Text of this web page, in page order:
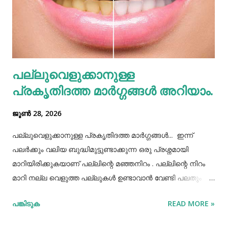
കൊണ്ടുവന്ന ഭക്ഷണം നമ്മൾ നമ്മുടെ പാത്രത്തിലേക്ക് ധൃതി
കൂട്ടി എടുത്തിട്ട് കഴിച്ചു തീർക്കുന്നതും ഒരിക്കലും ശരിയായ
രീതിയല്ല. ഇത് മറ്റുള്ളവർക്ക് നമ്മളെക്കുറിച്ച് വളരെ
തെറ്റിദ്ധാരണ ഉണ്ടാക്കാൻ കാരണമായിത്തീരും. അതുപോലെ
വെള്ളം പോലെയുള്ള സാധനങ്ങൾ ഒരു പാത്രത്തിൽ
കൊണ്ടുവച്ചാൽ അത് അപ്പാടെ കുടിക്കാതെ മറ്റുള്ളവർക്ക്
കൂട...
പല്ലുവെളുക്കാനുള്ള
പ്രകൃതിദത്ത മാര്‍ഗ്ഗങ്ങള്‍ അറിയാം.
ജൂൺ 28, 2026
പല്ലുവെളുക്കാനുള്ള പ്രകൃതിദത്ത മാര്‍ഗ്ഗങ്ങള്‍... ഇന്ന്
പലർക്കും വലിയ ബുദ്ധിമുട്ടുണ്ടാക്കുന്ന ഒരു പ്രശ്നമായി
മാറിയിരിക്കുകയാണ് പല്ലിന്റെ മഞ്ഞനിറം . പല്ലിന്റെ നിറം
മാറി നല്ല വെളുത്ത പല്ലുകൾ ഉണ്ടാവാൻ വേണ്ടി പലതും
പല്ലിന്‍റെ മഞ്ഞനിറം മാറ്റാന്‍ പല മാര്‍ഗ്ഗങ്ങളും
പങ്കിടുക READ MORE »